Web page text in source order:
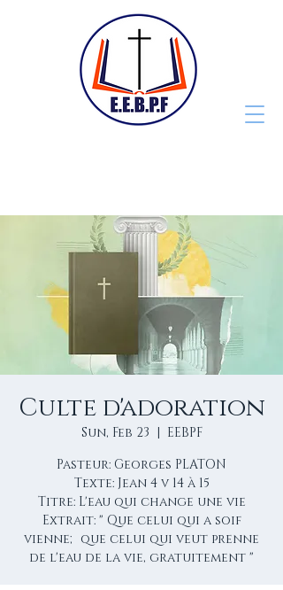
Culte d'adoration
Sun, Feb 23
  |
EEBPF
Pasteur: Georges PLATON
Texte: Jean 4 v 14 à 15
Titre: L'eau qui change une vie
Extrait: " Que celui qui a soif
vienne; que celui qui veut prenne
de l'eau de la vie, gratuitement "